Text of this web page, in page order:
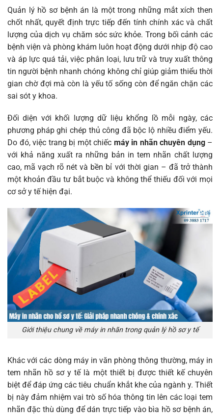
Quản lý hồ sơ bệnh án là một trong những mắt xích then
chốt nhất, quyết định trực tiếp đến tính chính xác và chất
lượng của dịch vụ chăm sóc sức khỏe. Trong bối cảnh các
bệnh viện và phòng khám luôn hoạt động dưới nhịp độ cao
và áp lực quá tải, việc phân loại, lưu trữ và truy xuất thông
tin người bệnh nhanh chóng không chỉ giúp giảm thiểu thời
gian chờ đợi mà còn là yếu tố sống còn để ngăn chặn các
sai sót y khoa.
Đối diện với khối lượng dữ liệu khổng lồ mỗi ngày, các
phương pháp ghi chép thủ công đã bộc lộ nhiều điểm yếu.
Do đó, việc trang bị một chiếc máy in nhãn chuyên dụng–
với khả năng xuất ra những bản in tem nhãn chất lượng
cao, mã vạch rõ nét và bền bỉ với thời gian – đã trở thành
một khoản đầu tư bắt buộc và không thể thiếu đối với mọi
cơ sở y tế hiện đại.
Giới thiệu chung về máy in nhãn trong quản lý hồ sơ y tế
Khác với các dòng máy in văn phòng thông thường, máy in
tem nhãn hồ sơ y tế là một thiết bị được thiết kế chuyên
biệt để đáp ứng các tiêu chuẩn khắt khe của ngành y. Thiết
bị này đảm nhiệm vai trò số hóa thông tin lên các loại tem
nhãn đặc thù dùng để dán trực tiếp vào bìa hồ sơ bệnh án,